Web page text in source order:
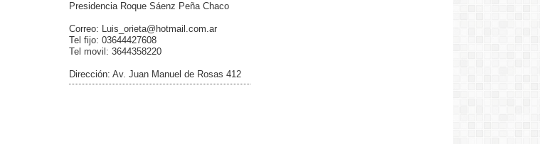
Presidencia Roque Sáenz Peña Chaco
Correo: Luis_orieta@hotmail.com.ar
Tel fijo: 03644427608
Tel movil: 3644358220
Dirección: Av. Juan Manuel de Rosas 412